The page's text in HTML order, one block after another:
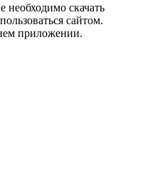
необходимо скачать
сайтом.
приложении.